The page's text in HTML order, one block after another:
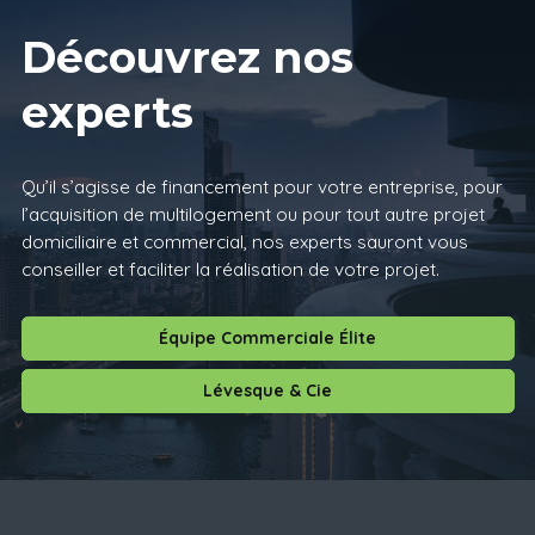
Découvrez nos
experts
Qu’il s’agisse de financement pour votre entreprise, pour
l’acquisition de multilogement ou pour tout autre projet
domiciliaire et commercial, nos experts sauront vous
conseiller et faciliter la réalisation de votre projet.
Équipe Commerciale Élite
Lévesque & Cie